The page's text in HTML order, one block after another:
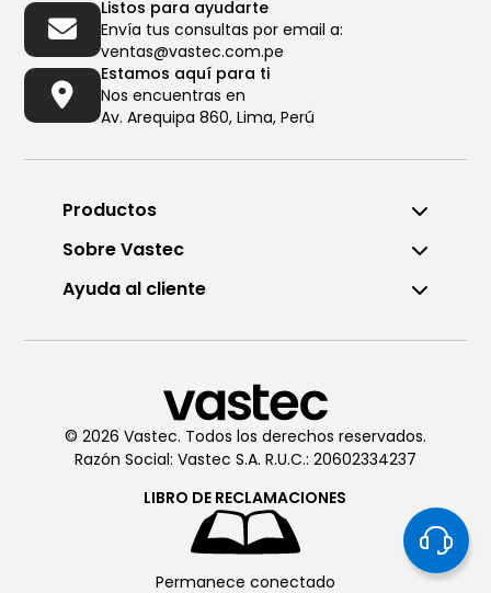
De Lunes a Viernes de 8:00am
a 6:00pm
Chatea conVastec
De Lunes a Viernes de 8:00am
a 6:00pm
Soporte técnico
Listos para ayudarte
Envía tus consultas por email a:
ventas@vastec.com.pe
Estamos aquí para ti
Nos encuentras en
Av. Arequipa 860, Lima, Perú
Productos
Sobre Vastec
Ayuda al cliente
© 2026 Vastec. Todos los derechos reservados.
Razón Social: Vastec S.A. R.U.C.: 20602334237
LIBRO DE RECLAMACIONES
Permanece conectado